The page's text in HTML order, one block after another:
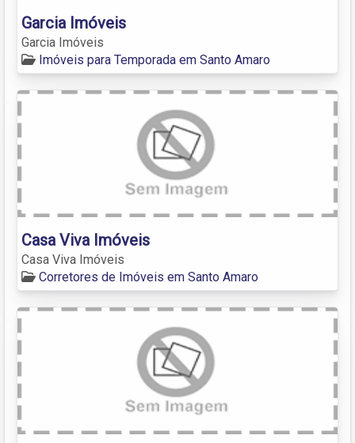
Garcia Imóveis
Garcia Imóveis
Imóveis para Temporada em Santo Amaro
Casa Viva Imóveis
Casa Viva Imóveis
Corretores de Imóveis em Santo Amaro